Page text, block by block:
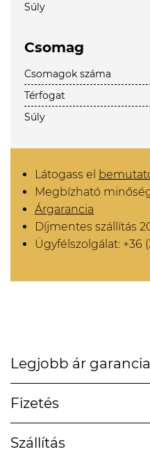
Súly
Csomag
Csomagok száma
Térfogat
Súly
Látogass el
Megbízható
Árgarancia
Díjmentes szállítás
Ügyfélszolgálat: +36
Legjobb ár garancia
Fizetés
Szállítás